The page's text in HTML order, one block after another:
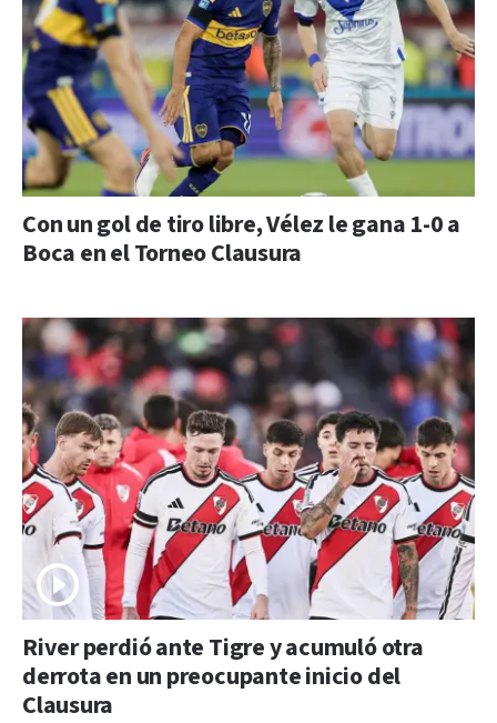
Con un gol de tiro libre, Vélez le gana 1-0 a
Boca en el Torneo Clausura
River perdió ante Tigre y acumuló otra
derrota en un preocupante inicio del
Clausura